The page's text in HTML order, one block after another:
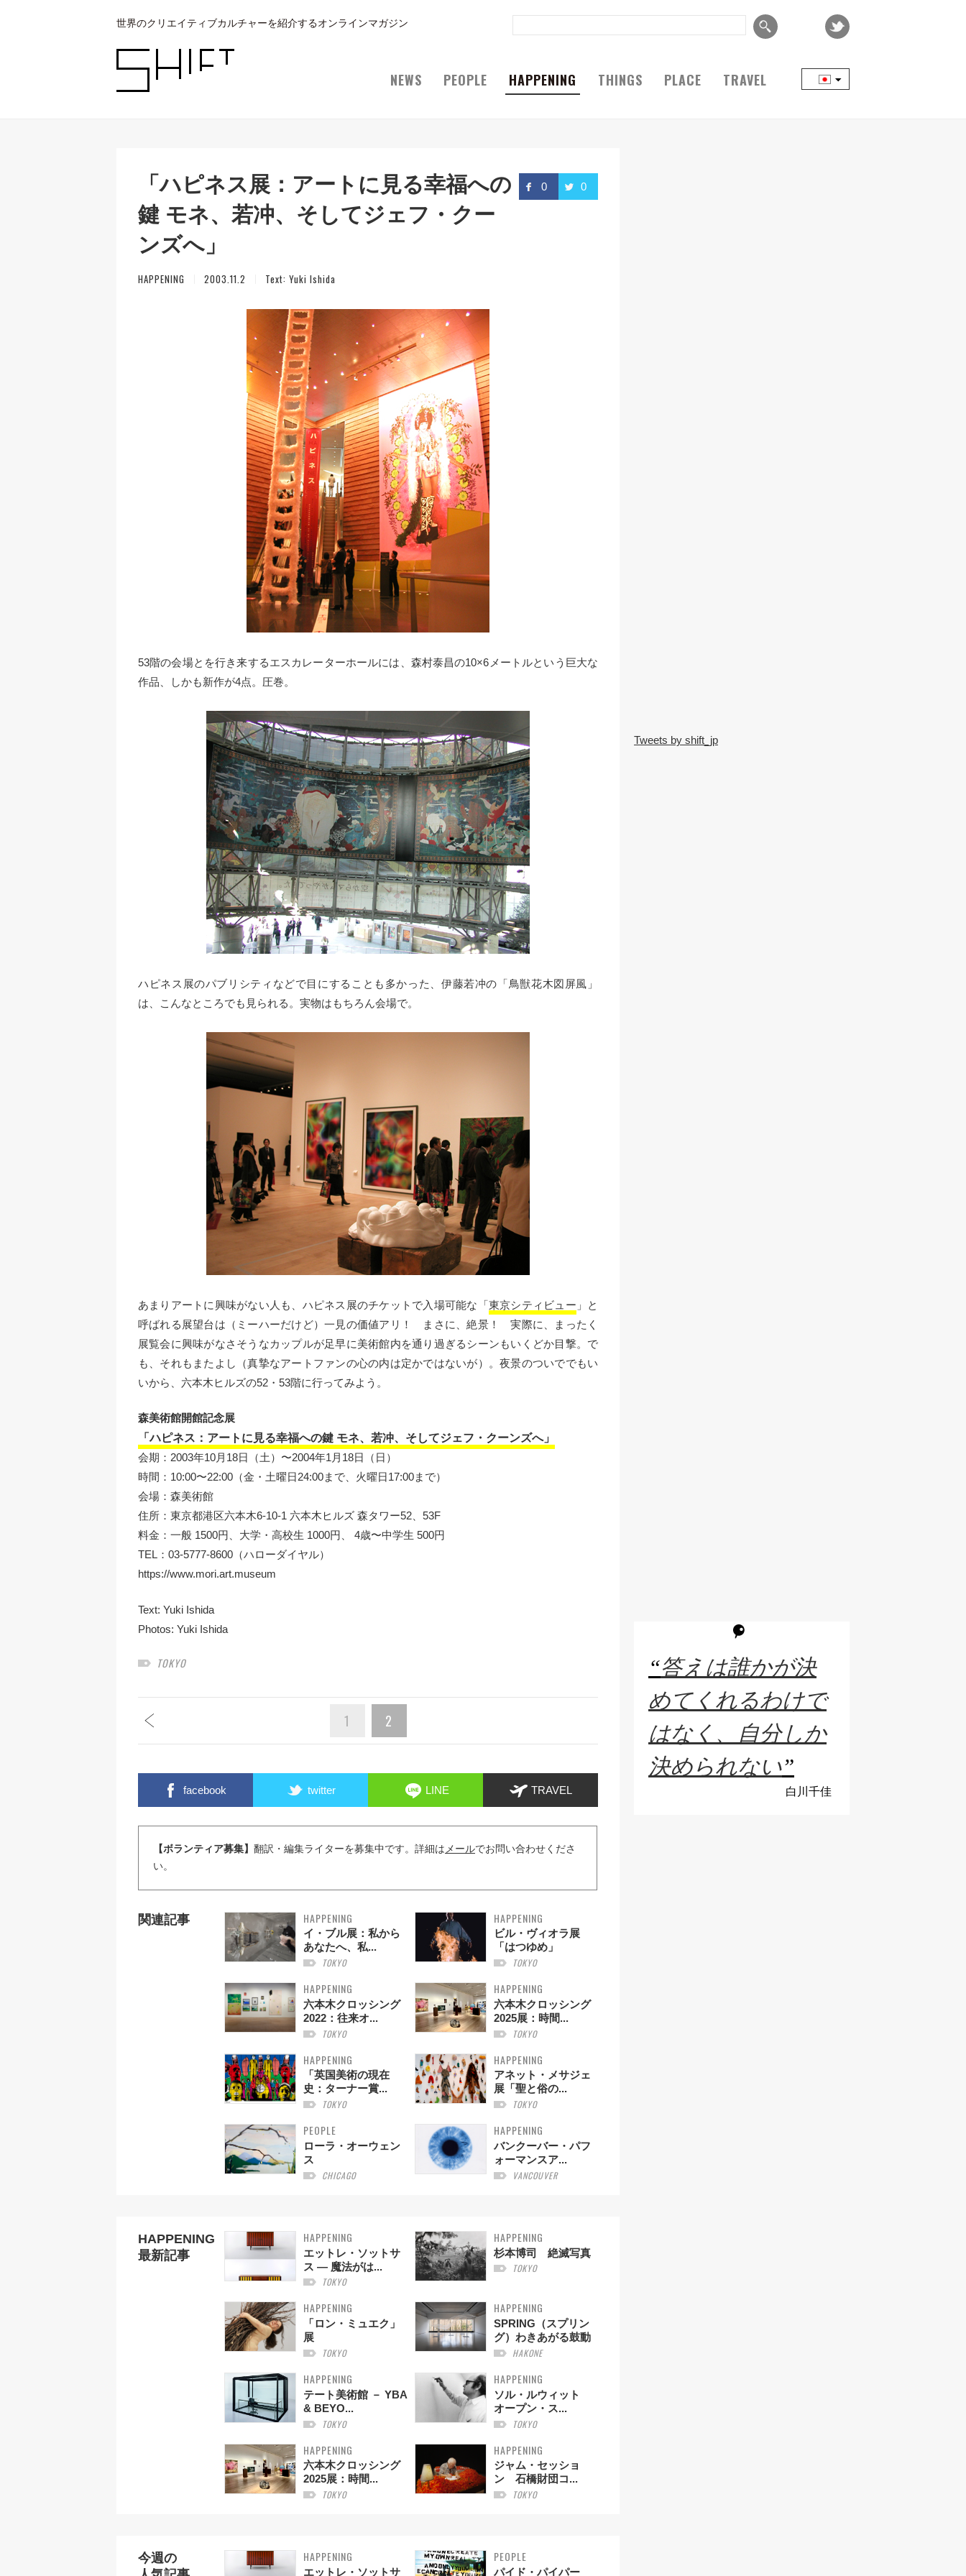
世界のクリエイティブカルチャーを紹介するオンラインマガジン
NEWS PEOPLE HAPPENING THINGS PLACE TRAVEL
0 0
「ハピネス展：アートに見る幸福への
鍵 モネ、若冲、そしてジェフ・クー
ンズへ」
HAPPENING 2003.11.2 Text: Yuki Ishida
53階の会場とを行き来するエスカレーターホールには、森村泰昌の10×6メートルという巨大な
作品、しかも新作が4点。圧巻。
ハピネス展のパブリシティなどで目にすることも多かった、伊藤若冲の「鳥獣花木図屏風」
は、こんなところでも見られる。実物はもちろん会場で。
あまりアートに興味がない人も、ハピネス展のチケットで入場可能な「東京シティビュー 」と
呼ばれる展望台は（ミーハーだけど）一見の価値アリ！ まさに、絶景！ 実際に、まったく
展覧会に興味がなさそうなカップルが足早に美術館内を通り過ぎるシーンもいくどか目撃。で
も、それもまたよし（真摯なアートファンの心の内は定かではないが）。夜景のついででもい
いから、六本木ヒルズの52・53階に行ってみよう。
森美術館開館記念展
「ハピネス：アートに見る幸福への鍵 モネ、若冲、そしてジェフ・クーンズへ」
会期：2003年10月18日（土）〜2004年1月18日（日）
時間：10:00〜22:00（金・土曜日24:00まで、火曜日17:00まで）
会場：森美術館
住所：東京都港区六本木6-10-1 六本木ヒルズ 森タワー52、53F
料金：一般 1500円、大学・高校生 1000円、 4歳〜中学生 500円
TEL：03-5777-8600（ハローダイヤル）
https://www.mori.art.museum
Text: Yuki Ishida
Photos: Yuki Ishida
TOKYO
1 2
facebook twitter LINE TRAVEL
【ボランティア募集】 翻訳・編集ライターを募集中です。詳細は メールでお問い合わせくださ
い。
関連記事 HAPPENING
イ・ブル展：私から
あなたへ、私...
TOKYO
HAPPENING
ビル・ヴィオラ展
「はつゆめ」
TOKYO
HAPPENING
六本木クロッシング
2022：往来オ...
TOKYO
HAPPENING
六本木クロッシング
2025展：時間...
TOKYO
HAPPENING
「英国美術の現在
史：ターナー賞...
TOKYO
HAPPENING
アネット・メサジェ
展「聖と俗の...
TOKYO
PEOPLE
ローラ・オーウェン
ス
CHICAGO
HAPPENING
バンクーバー・パフ
ォーマンスア...
VANCOUVER
HAPPENING
最新記事
HAPPENING
エットレ・ソットサ
ス — 魔法がは...
TOKYO
HAPPENING
杉本博司 絶滅写真
TOKYO
HAPPENING
「ロン・ミュエク」
展
TOKYO
HAPPENING
SPRING（スプリン
グ）わきあがる鼓動
HAKONE
HAPPENING
テート美術館 － YBA
& BEYO...
TOKYO
HAPPENING
ソル・ルウィット
オープン・ス...
TOKYO
HAPPENING
六本木クロッシング
2025展：時間...
TOKYO
HAPPENING
ジャム・セッショ
ン 石橋財団コ...
TOKYO
今週の
HAPPENING
エットレ・ソットサ
PEOPLE
パイド・パイパー
Tweets by shift_jp
“答えは誰かが決
めてくれるわけで
はなく、自分しか
決められない”
白川千佳